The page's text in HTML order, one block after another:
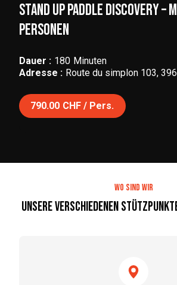
Stand Up Paddle Discovery –
Personen
Dauer : 180 Minuten
Adresse : Route du simplon 103,
790.00 CHF / Pers.
Wo sind wir
Unsere verschiedenen